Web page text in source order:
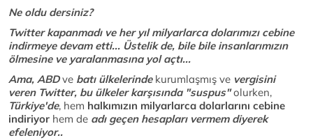
Ne oldu dersiniz?
Twitter kapanmadı ve her yıl milyarlarca dolarımızı cebine
indirmeye devam etti... Üstelik de, bile bile insanlarımızın
ölmesine ve yaralanmasına yol açtı...
Ama, ABDve batı ülkelerindekurumlaşmış ve vergisini
veren Twitter, bu ülkeler karşısında "suspus"olurken,
Türkiye'de, hem halkımızın milyarlarca dolarlarını cebine
indiriyor hem de adı geçen hesapları vermem diyerek
efeleniyor..